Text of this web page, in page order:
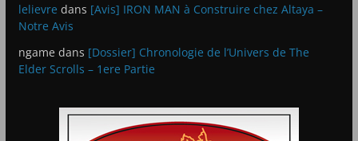
lelievre dans [Avis] IRON MAN à Construire chez Altaya –
Notre Avis
ngame dans [Dossier] Chronologie de l’Univers de The
Elder Scrolls – 1ere Partie